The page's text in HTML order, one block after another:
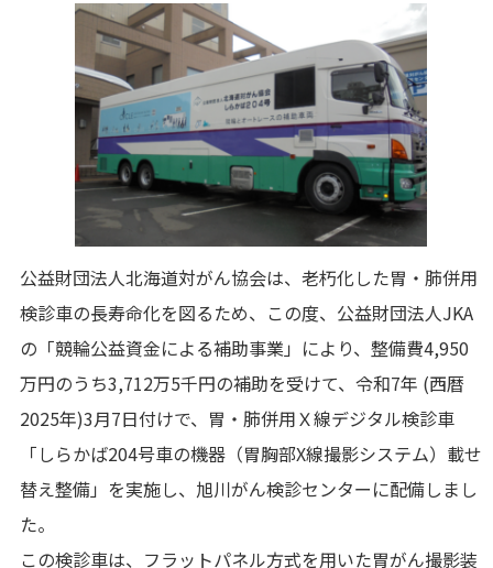
公益財団法人北海道対がん協会は、老朽化した胃・肺併用
検診車の長寿命化を図るため、この度、公益財団法人JKA
の「競輪公益資金による補助事業」により、整備費4,950
万円のうち3,712万5千円の補助を受けて、令和7年 (西暦
2025年)3月7日付けで、胃・肺併用Ｘ線デジタル検診車
「しらかば204号車の機器（胃胸部X線撮影システム）載せ
替え整備」を実施し、旭川がん検診センターに配備しまし
た。
この検診車は、フラットパネル方式を用いた胃がん撮影装